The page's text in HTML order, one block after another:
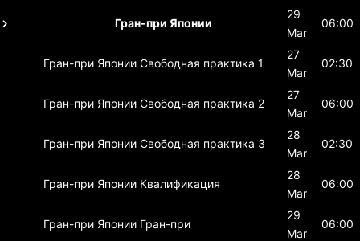
Гран-при Японии
29
Mar
06:00
Гран-при Японии Свободная практика 1
27
Mar
02:30
Гран-при Японии Свободная практика 2
27
Mar
06:00
Гран-при Японии Свободная практика 3
28
Mar
02:30
Гран-при Японии Квалификация
28
Mar
06:00
Гран-при Японии Гран-при
29
Mar
06:00